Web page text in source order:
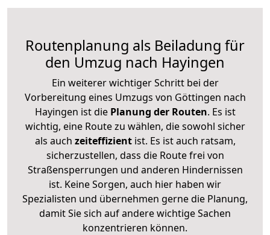
Routenplanung als Beiladung für
den Umzug nach Hayingen
Ein weiterer wichtiger Schritt bei der
Vorbereitung eines Umzugs von Göttingen nach
Hayingen ist diePlanung der Routen. Es ist
wichtig, eine Route zu wählen, die sowohl sicher
als auch zeiteffizientist. Es ist auch ratsam,
sicherzustellen, dass die Route frei von
Straßensperrungen und anderen Hindernissen
ist. Keine Sorgen, auch hier haben wir
Spezialisten und übernehmen gerne die Planung,
damit Sie sich auf andere wichtige Sachen
konzentrieren können.